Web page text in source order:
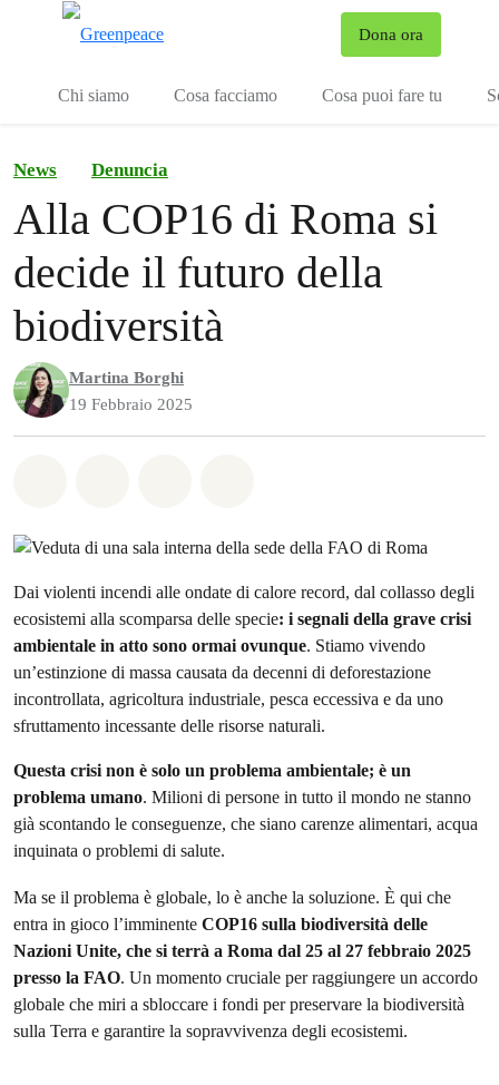
Dona ora
Chi siamo Cosa facciamo Cosa puoi fare tu
News Denuncia
Alla COP16 di Roma si
decide il futuro della
biodiversità
Martina Borghi
19 Febbraio 2025
Dai violenti incendi alle ondate di calore record, dal collasso degli
ecosistemi alla scomparsa delle specie: i segnali della grave crisi
ambientale in atto sono ormai ovunque. Stiamo vivendo
un’estinzione di massa causata da decenni di deforestazione
incontrollata, agricoltura industriale, pesca eccessiva e da uno
sfruttamento incessante delle risorse naturali.
Questa crisi non è solo un problema ambientale; è un
problema umano. Milioni di persone in tutto il mondo ne stanno
già scontando le conseguenze, che siano carenze alimentari, acqua
inquinata o problemi di salute.
Ma se il problema è globale, lo è anche la soluzione. È qui che
entra in gioco l’imminente COP16 sulla biodiversità delle
Nazioni Unite, che si terrà a Roma dal 25 al 27 febbraio 2025
presso la FAO. Un momento cruciale per raggiungere un accordo
globale che miri a sbloccare i fondi per preservare la biodiversità
sulla Terra e garantire la sopravvivenza degli ecosistemi.